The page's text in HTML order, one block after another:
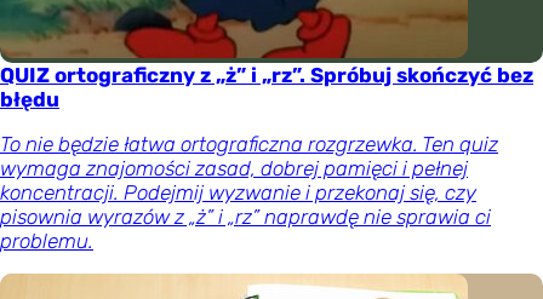
QUIZ ortograficzny z „ż” i „rz”. Spróbuj skończyć bez
błędu
To nie będzie łatwa ortograficzna rozgrzewka. Ten quiz
wymaga znajomości zasad, dobrej pamięci i pełnej
koncentracji. Podejmij wyzwanie i przekonaj się, czy
pisownia wyrazów z „ż” i „rz” naprawdę nie sprawia ci
problemu.